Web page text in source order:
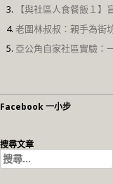
【與社區人食餐飯１
老圍林叔叔：親手為街
亞公角自家社區實驗：
Facebook 一小步
搜尋文章
搜
尋